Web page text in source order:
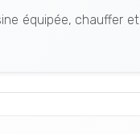
équipée, chauffer et